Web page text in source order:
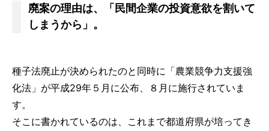
廃案の理由は、「民間企業の投資意欲を割いて
しまうから」。
種子法廃止が決められたのと同時に「農業競争力支援強
化法」が平成29年５月に公布、８月に施行されていま
す。
そこに書かれているのは、これまで都道府県が培ってき